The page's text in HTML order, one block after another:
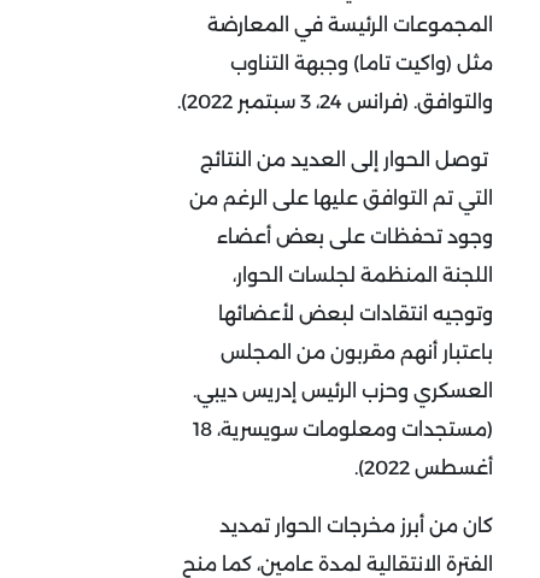
المجموعات الرئيسة في المعارضة
مثل (واكيت تاما) وجبهة التناوب
والتوافق. (فرانس 24، 3 سبتمبر 2022).
توصل الحوار إلى العديد من النتائج
التي تم التوافق عليها على الرغم من
وجود تحفظات على بعض أعضاء
اللجنة المنظمة لجلسات الحوار،
وتوجيه انتقادات لبعض لأعضائها
باعتبار أنهم مقربون من المجلس
العسكري وحزب الرئيس إدريس ديبي.
(مستجدات ومعلومات سويسرية، 18
أغسطس 2022).
كان من أبرز مخرجات الحوار تمديد
الفترة الانتقالية لمدة عامين، كما منح